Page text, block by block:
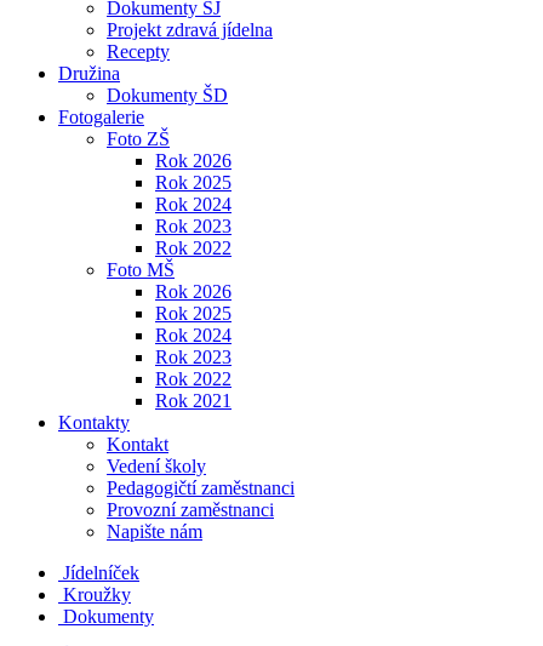
Dokumenty ŠJ
Projekt zdravá jídelna
Recepty
Družina
Dokumenty ŠD
Fotogalerie
Foto ZŠ
Rok 2026
Rok 2025
Rok 2024
Rok 2023
Rok 2022
Foto MŠ
Rok 2026
Rok 2025
Rok 2024
Rok 2023
Rok 2022
Rok 2021
Kontakty
Kontakt
Vedení školy
Pedagogičtí zaměstnanci
Provozní zaměstnanci
Napište nám
Jídelníček
Kroužky
Dokumenty